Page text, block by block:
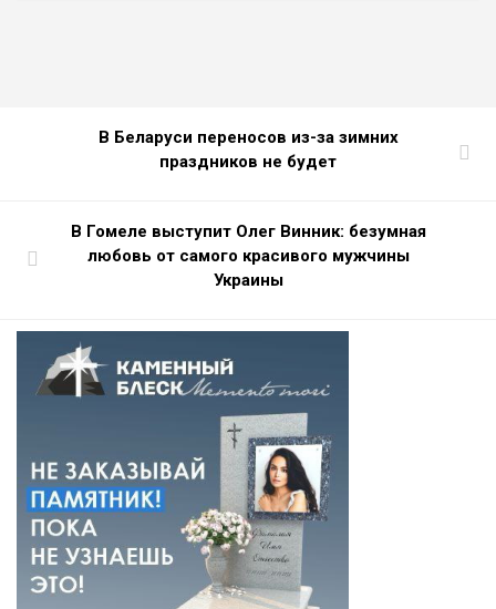
В Беларуси переносов из-за зимних
праздников не будет
В Гомеле выступит Олег Винник: безумная
любовь от самого красивого мужчины
Украины